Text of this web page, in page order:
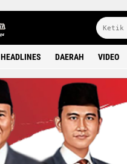
HEADLINES DAERAH VIDEO